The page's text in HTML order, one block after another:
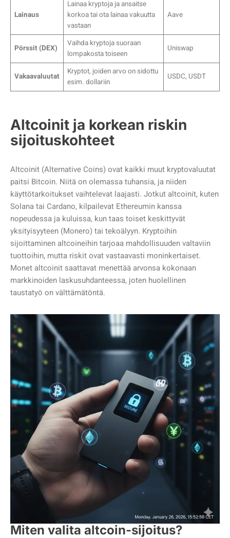
Lainaus
Lainaa kryptoja ja ansaitse
korkoa tai ota lainaa vakuutta
vastaan
Aave
Pörssit (DEX)
Vaihda kryptoja suoraan
lompakosta toiseen
Uniswap
Vakaavaluutat
Kryptot, joiden arvo on sidottu
esim. dollariin
USDC, USDT
Altcoinit ja korkean riskin
sijoituskohteet
Altcoinit (Alternative Coins) ovat kaikki muut kryptovaluutat
paitsi Bitcoin. Niitä on olemassa tuhansia, ja niiden
käyttötarkoitukset vaihtelevat laajasti. Jotkut altcoinit, kuten
Solana tai Cardano, kilpailevat Ethereumin kanssa
nopeudessa ja kuluissa, kun taas toiset keskittyvät
yksityisyyteen (Monero) tai tekoälyyn. Kryptoihin
sijoittaminen altcoineihin tarjoaa mahdollisuuden valtaviin
tuottoihin, mutta riskit ovat vastaavasti moninkertaiset.
Monet altcoinit saattavat menettää arvonsa kokonaan
markkinoiden laskusuhdanteessa, joten huolellinen
taustatyö on välttämätöntä.
Miten valita altcoin-sijoitus?